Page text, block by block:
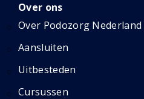
Over ons
Over Podozorg Nederland
Aansluiten
Uitbesteden
Cursussen